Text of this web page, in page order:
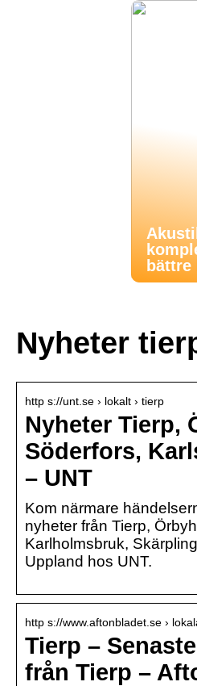
Nyheter
http s://unt.se › lokalt › tierp
Nyheter Tierp,
Söderfors,
– UNT
Kom närmare
nyheter från Tierp,
Karlholmsbruk,
Uppland hos UNT.
http s://www.aftonbladet.se ›
Tierp –
från Tierp –